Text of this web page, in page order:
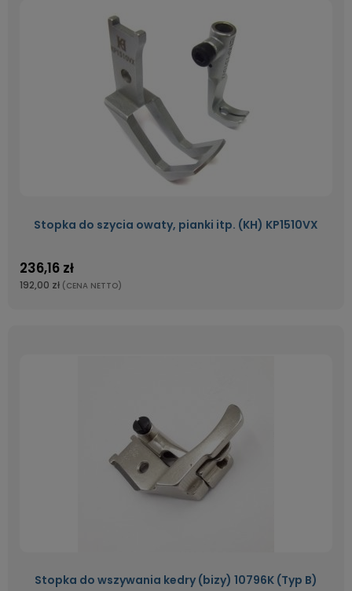
Stopka do szycia owaty, pianki itp. (KH) KP1510VX
236,16 zł
192,00 zł (CENA NETTO)
Stopka do wszywania kedry (bizy) 10796K (Typ B)